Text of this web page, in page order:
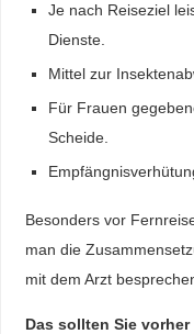
Je nach Reiseziel
Dienste.
Mittel zur
Für Frauen
Scheide.
Besonders vor
man die
mit dem Arzt
Das sollten Sie vorher